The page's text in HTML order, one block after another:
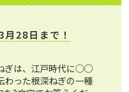
28日まで！
ぎは、江戸時代に○○
わった根深ねぎの一種